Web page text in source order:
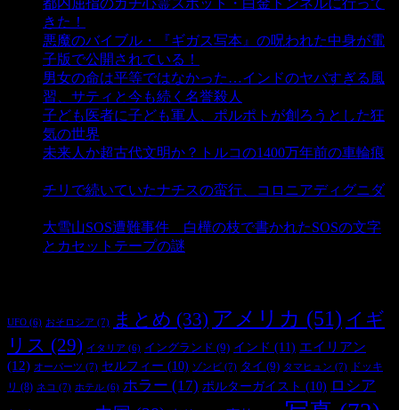
きた！
悪魔のバイブル・『ギガス写本』の呪われた中身が電
子版で公開されている！
男女の命は平等ではなかった…インドのヤバすぎる風
習、サティと今も続く名誉殺人
子ども医者に子ども軍人、ポルポトが創ろうとした狂
気の世界
未来人か超古代文明か？トルコの1400万年前の車輪痕
チリで続いていたナチスの蛮行、コロニアディグニダ
大雪山SOS遭難事件 白樺の枝で書かれたSOSの文字
とカセットテープの謎
UFO (6) おそロシア (7) まとめ (33) アメリカ (51) イギ
リス (29) イタリア (6) イングランド (9) インド (11) エイリアン
(12) オーパーツ (7) セルフィー (10) ゾンビ (7) タイ (9) タマヒュン (7)
ドッキ
リ (8) ネコ (7) ホテル (6) ホラー (17) ポルターガイスト (10) ロシア